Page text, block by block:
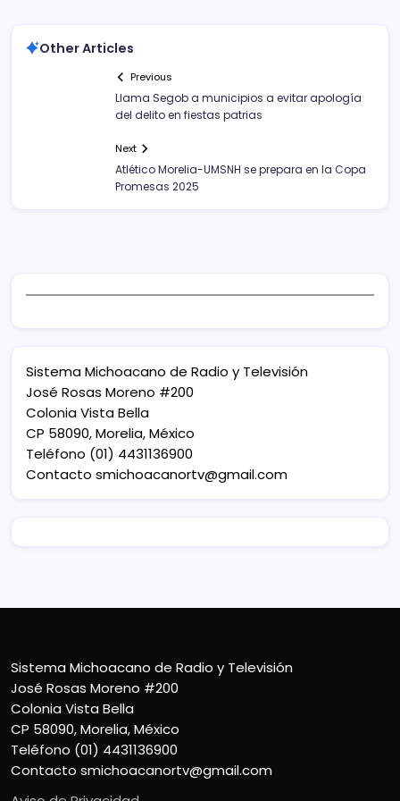
Other Articles
Previous
Llama Segob a municipios a evitar apología
del delito en fiestas patrias
Next
Atlético Morelia-UMSNH se prepara en la Copa
Promesas 2025
Sistema Michoacano de Radio y Televisión
José Rosas Moreno #200
Colonia Vista Bella
CP 58090, Morelia, México
Teléfono (01) 4431136900
Contacto smichoacanortv@gmail.com
Sistema Michoacano de Radio y Televisión
José Rosas Moreno #200
Colonia Vista Bella
CP 58090, Morelia, México
Teléfono (01) 4431136900
Contacto smichoacanortv@gmail.com